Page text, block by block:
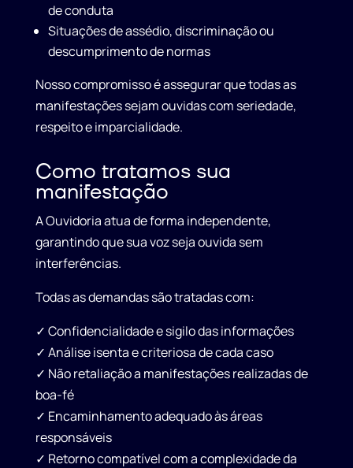
de conduta
Situações de assédio, discriminação ou
descumprimento de normas
Nosso compromisso é assegurar que todas as
manifestações sejam ouvidas com seriedade,
respeito e imparcialidade.
Como tratamos sua
manifestação
A Ouvidoria atua de forma independente,
garantindo que sua voz seja ouvida sem
interferências.
Todas as demandas são tratadas com:
✓ Confidencialidade e sigilodas informações
✓ Análise isenta e criteriosade cada caso
✓ Não retaliaçãoa manifestações realizadas de
boa-fé
✓ Encaminhamento adequadoàs áreas
responsáveis
✓ Retorno compatívelcom a complexidade da